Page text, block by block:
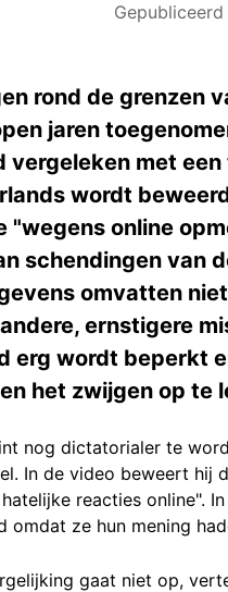
rond de grenzen
jaren
vergeleken met
wordt
"wegens online
schendingen van
omvatten
ernstigere
erg wordt beperkt
het zwijgen op te
nog dictatorialer te
In de video beweert hij
reacties online".
omdat ze hun mening
gaat niet op,